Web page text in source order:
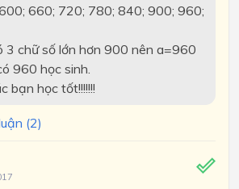
660; 720; 780; 840; 900; 960;
3 chữ số lớn hơn 900 nên a=960
960 học sinh.
bạn học tốt!!!!!!!
(2)